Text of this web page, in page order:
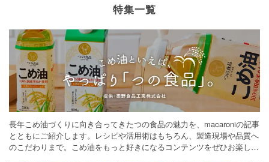
特集一覧
長年こめ油づくりに向き合ってきたつの食品の魅力を、macaroniの記事
とともにご紹介します。レシピや活用術はもちろん、製造現場や品質へ
のこだわりまで。こめ油をもっと好きになるコンテンツをぜひお楽しみ